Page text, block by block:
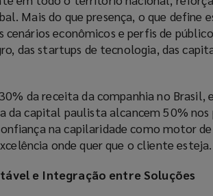
Mais do que presença, o que define
econômicos e perfis de
das startups de tecnologia, das
da receita da companhia no Brasil,
da capital paulista alcancem 50% nos
na capilaridade como motor
onde quer que o cliente esteja.
e Integração entre Soluções